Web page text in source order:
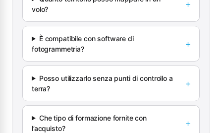
volo?
È compatibile con software di
fotogrammetria?
Posso utilizzarlo senza punti di controllo a
terra?
Che tipo di formazione fornite con
l’acquisto?